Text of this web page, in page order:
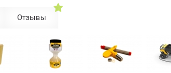
Отзывы